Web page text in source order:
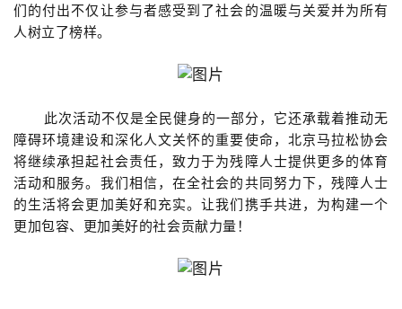
们的付出不仅让参与者感受到了社会的温暖与关爱并为所有
人树立了榜样。
此次活动不仅是全民健身的一部分，它还承载着推动无
障碍环境建设和深化人文关怀的重要使命，北京马拉松协会
将继续承担起社会责任，致力于为残障人士提供更多的体育
活动和服务。我们相信，在全社会的共同努力下，残障人士
的生活将会更加美好和充实。让我们携手共进，为构建一个
更加包容、更加美好的社会贡献力量！